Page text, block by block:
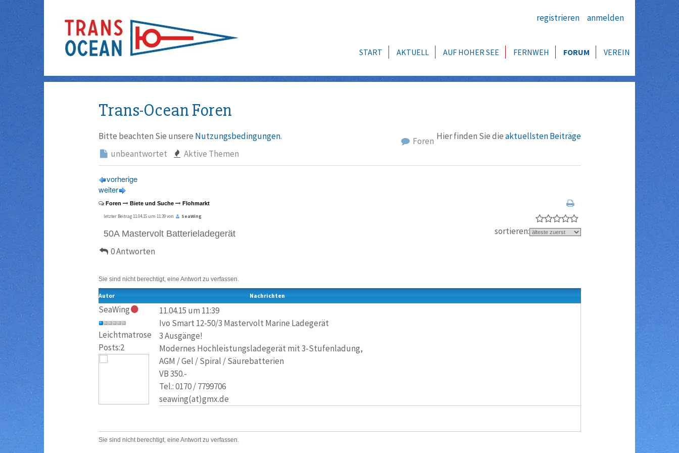
registrieren anmelden
START AKTUELL AUF HOHER SEE FERNWEH FORUM VEREIN
Trans-Ocean Foren
Bitte beachten Sie unsere Nutzungsbedingungen. Hier finden Sie dieaktuellsten Beiträge
Foren
unbeantwortet
Aktive Themen
vorherige
weiter
Foren Biete und Suche Flohmarkt
letzter Beitrag 11.04.15 um 11:39 von SeaWing
50A Mastervolt Batterieladegerät
0 Antworten
sortieren:
Sie sind nicht berechtigt, eine Antwort zu verfassen.
Autor Nachrichten
SeaWing
Leichtmatrose
Posts:2
11.04.15 um 11:39
Ivo Smart 12-50/3 Mastervolt Marine Ladegerät
3 Ausgänge!
Modernes Hochleistungsladegerät mit 3-Stufenladung,
AGM / Gel / Spiral / Säurebatterien
VB 350.-
Tel.: 0170 / 7799706
seawing(at)gmx.de
Sie sind nicht berechtigt, eine Antwort zu verfassen.